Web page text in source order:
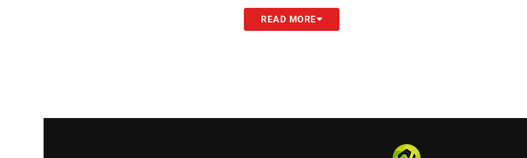
READ MORE